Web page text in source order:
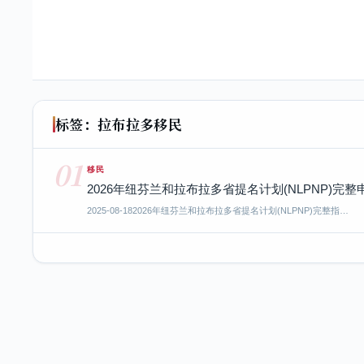
标签：拉布拉多移民
01 移民
2026年纽芬兰和拉布拉多省提名计划(NLPNP)完整
2025-08-182026年纽芬兰和拉布拉多省提名计划(NLPNP)完整指…